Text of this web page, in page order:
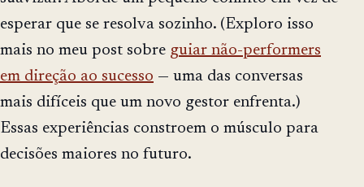
esperar que se resolva sozinho. (Exploro isso
mais no meu post sobre guiar não-performers
em direção ao sucesso — uma das conversas
mais difíceis que um novo gestor enfrenta.)
Essas experiências constroem o músculo para
decisões maiores no futuro.